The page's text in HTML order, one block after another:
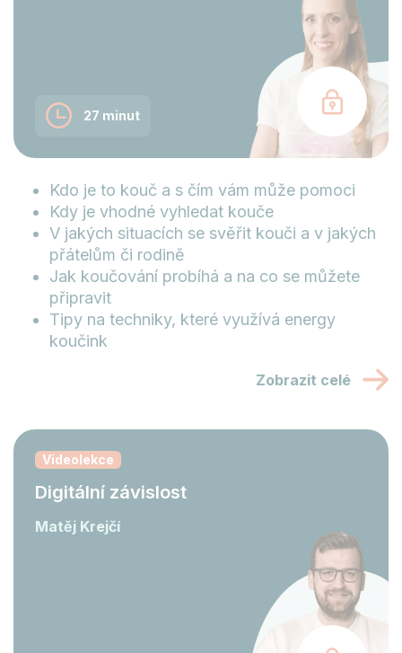
27 minut
Kdo je to kouč a s čím vám může pomoci
Kdy je vhodné vyhledat kouče
V jakých situacích se svěřit kouči a v jakých
přátelům či rodině
Jak koučování probíhá a na co se můžete
připravit
Tipy na techniky, které využívá energy
koučink
Zobrazit celé
Videolekce
Digitální závislost
Matěj Krejčí